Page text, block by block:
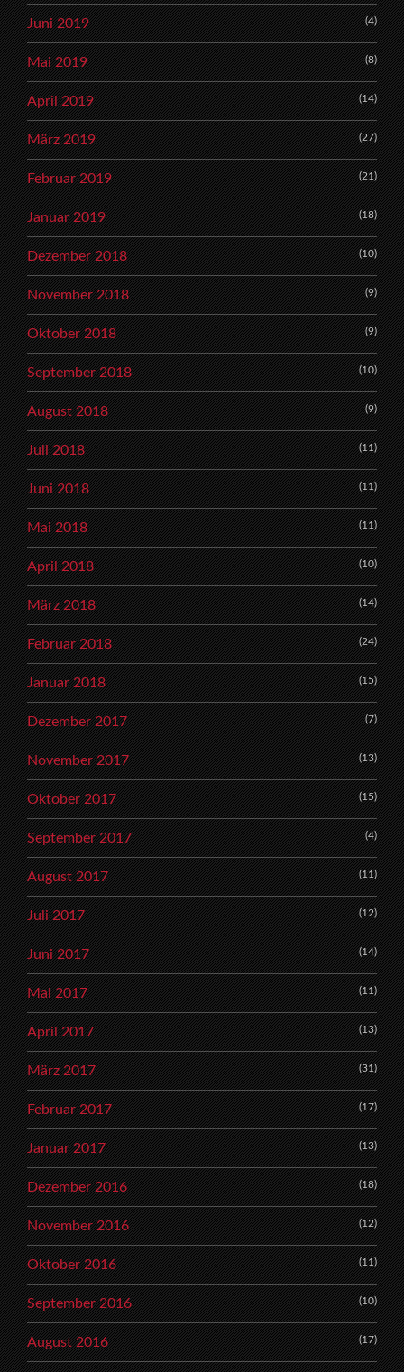
Juni 2019 (4)
Mai 2019 (8)
April 2019 (14)
März 2019 (27)
Februar 2019 (21)
Januar 2019 (18)
Dezember 2018 (10)
November 2018 (9)
Oktober 2018 (9)
September 2018 (10)
August 2018 (9)
Juli 2018 (11)
Juni 2018 (11)
Mai 2018 (11)
April 2018 (10)
März 2018 (14)
Februar 2018 (24)
Januar 2018 (15)
Dezember 2017 (7)
November 2017 (13)
Oktober 2017 (15)
September 2017 (4)
August 2017 (11)
Juli 2017 (12)
Juni 2017 (14)
Mai 2017 (11)
April 2017 (13)
März 2017 (31)
Februar 2017 (17)
Januar 2017 (13)
Dezember 2016 (18)
November 2016 (12)
Oktober 2016 (11)
September 2016 (10)
August 2016 (17)